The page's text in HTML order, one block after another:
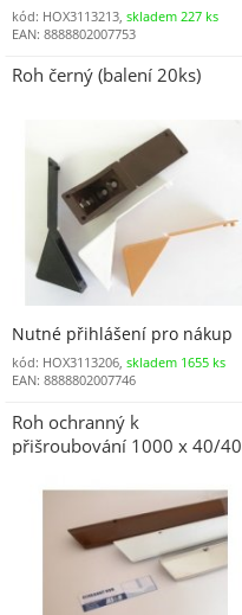
kód: HOX3113213, skladem 227 ks
EAN: 8888802007753
Roh černý (balení 20ks)
Nutné přihlášení pro nákup
kód: HOX3113206, skladem 1655 ks
EAN: 8888802007746
Roh ochranný k
přišroubování 1000 x 40/40
úpravy (JN5009012) balení 5